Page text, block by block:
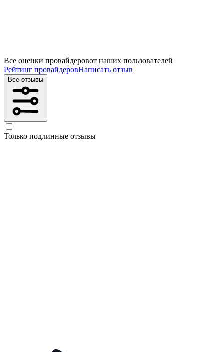
Все оценки провайдеровот наших пользователей
Рейтинг провайдеровНаписать отзыв
Все отзывы
Только подлинные отзывы